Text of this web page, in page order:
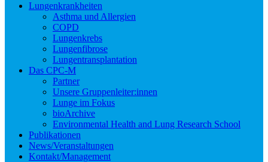
Lungenkrankheiten
Asthma und Allergien
COPD
Lungenkrebs
Lungenfibrose
Lungentransplantation
Das CPC-M
Partner
Unsere Gruppenleiter:innen
Lunge im Fokus
bioArchive
Environmental Health and Lung Research School
Publikationen
News/Veranstaltungen
Kontakt/Management